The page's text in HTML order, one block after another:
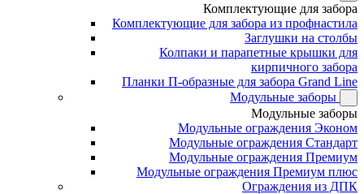
Комплектующие для забора
Комплектующие для забора из профнастила
Заглушки на столбы
Колпаки и парапетные крышки для
кирпичного забора
Планки П-образные для забора Grand Line
Модульные заборы
Модульные заборы
Модульные ограждения Эконом
Модульные ограждения Стандарт
Модульные ограждения Премиум
Модульные ограждения Премиум плюс
Ограждения из ДПК